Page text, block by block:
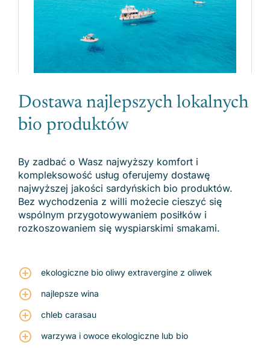
Dostawa najlepszych lokalnych
bio produktów
By zadbać o Wasz najwyższy komfort i
kompleksowość usług oferujemy dostawę
najwyższej jakości sardyńskich bio produktów.
Bez wychodzenia z willi możecie cieszyć się
wspólnym przygotowywaniem posiłków i
rozkoszowaniem się wyspiarskimi smakami.
ekologiczne bio oliwy extravergine z oliwek
najlepsze wina
chleb carasau
warzywa i owoce ekologiczne lub bio